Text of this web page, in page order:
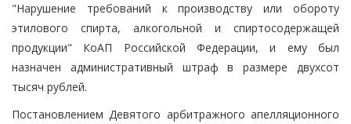
"Нарушение требований к производству или обороту
этилового спирта, алкогольной и спиртосодержащей
продукции" КоАП Российской Федерации, и ему был
назначен административный штраф в размере двухсот
тысяч рублей.
Постановлением Девятого арбитражного апелляционного